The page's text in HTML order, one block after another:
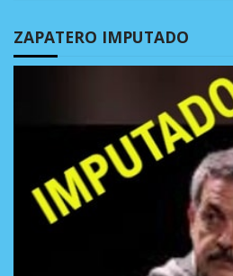
ZAPATERO IMPUTADO